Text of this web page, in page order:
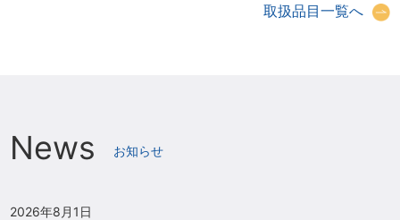
取扱品目一覧へ
News お知らせ
2026年8月1日